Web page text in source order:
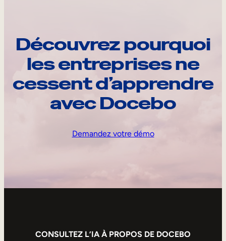
Découvrez pourquoi
les entreprises ne
cessent d’apprendre
avec Docebo
Demandez votre démo
CONSULTEZ L’IA À PROPOS DE DOCEBO